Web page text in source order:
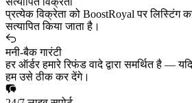
प्रत्येक विक्रेता को BoostRoyal पर लिस्टिंग
सत्यापित किया जाता है।
मनी-बैक गारंटी
हर ऑर्डर हमारे रिफंड वादे द्वारा समर्थित है —
हम उसे ठीक कर देंगे।